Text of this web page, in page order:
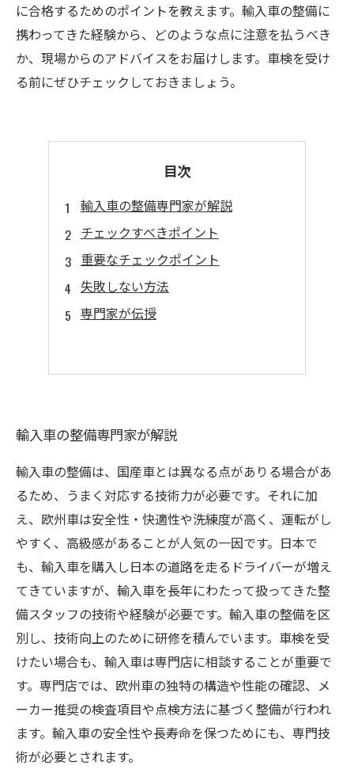
に合格するためのポイントを教えます。輸入車の整備に
携わってきた経験から、どのような点に注意を払うべき
か、現場からのアドバイスをお届けします。車検を受け
る前にぜひチェックしておきましょう。
目次
輸入車の整備専門家が解説
チェックすべきポイント
重要なチェックポイント
失敗しない方法
専門家が伝授
輸入車の整備専門家が解説
輸入車の整備は、国産車とは異なる点がありる場合があ
るため、うまく対応する技術力が必要です。それに加
え、欧州車は安全性・快適性や洗練度が高く、運転がし
やすく、高級感があることが人気の一因です。日本で
も、輸入車を購入し日本の道路を走るドライバーが増え
てきていますが、輸入車を長年にわたって扱ってきた整
備スタッフの技術や経験が必要です。輸入車の整備を区
別し、技術向上のために研修を積んでいます。車検を受
けたい場合も、輸入車は専門店に相談することが重要で
す。専門店では、欧州車の独特の構造や性能の確認、メ
ーカー推奨の検査項目や点検方法に基づく整備が行われ
ます。輸入車の安全性や長寿命を保つためにも、専門技
術が必要とされます。